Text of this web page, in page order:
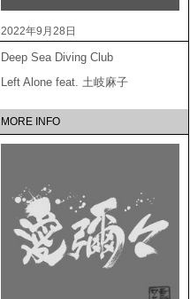
2022年9月28日
Deep Sea Diving Club
Left Alone feat. 土岐麻子
MORE INFO